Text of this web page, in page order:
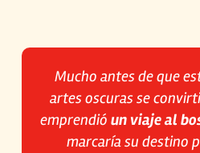
Mucho antes de que
artes oscuras se
emprendió un viaje al
marcaría su destino